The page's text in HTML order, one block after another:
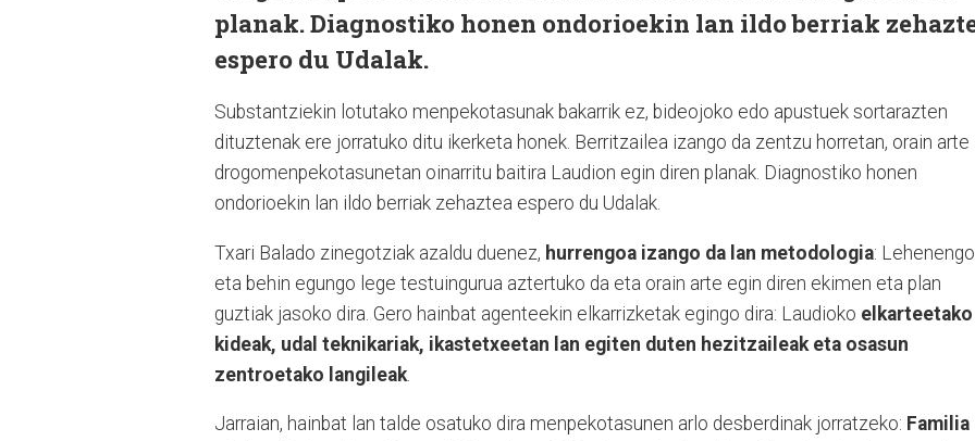
planak. Diagnostiko honen ondorioekin lan ildo berriak
espero du Udalak.
Substantziekin lotutako menpekotasunak bakarrik ez, bideojoko edo apustuek sortarazten
dituztenak ere jorratuko ditu ikerketa honek. Berritzailea izango da zentzu horretan, orain arte
drogomenpekotasunetan oinarritu baitira Laudion egin diren planak. Diagnostiko honen
ondorioekin lan ildo berriak zehaztea espero du Udalak.
Txari Balado zinegotziak azaldu duenez, hurrengoa izango da lan metodologia: Lehenengo
eta behin egungo lege testuingurua aztertuko da eta orain arte egin diren ekimen eta plan
guztiak jasoko dira. Gero hainbat agenteekin elkarrizketak egingo dira: Laudioko elkarteetako
kideak, udal teknikariak, ikastetxeetan lan egiten duten hezitzaileak eta osasun
zentroetako langileak
Jarraian, hainbat lan talde osatuko dira menpekotasunen arlo desberdinak jorratzeko: Familia